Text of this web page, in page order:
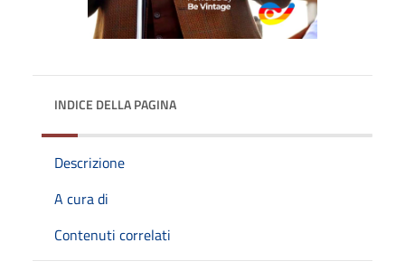
INDICE DELLA PAGINA
Descrizione
A cura di
Contenuti correlati